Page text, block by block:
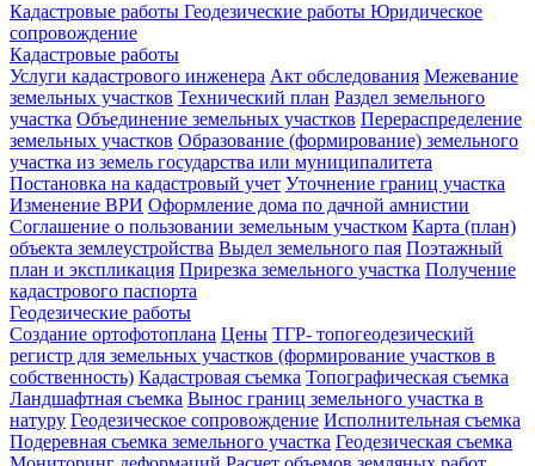
Кадастровые работы Геодезические работы Юридическое
сопровождение
Кадастровые работы
Услуги кадастрового инженера Акт обследования Межевание
земельных участков Технический план Раздел земельного
участка Объединение земельных участков Перераспределение
земельных участков Образование (формирование) земельного
участка из земель государства или муниципалитета
Постановка на кадастровый учет Уточнение границ участка
Изменение ВРИ Оформление дома по дачной амнистии
Соглашение о пользовании земельным участком Карта (план)
объекта землеустройства Выдел земельного пая Поэтажный
план и экспликация Прирезка земельного участка Получение
кадастрового паспорта
Геодезические работы
Создание ортофотоплана Цены ТГР- топогеодезический
регистр для земельных участков (формирование участков в
собственность) Кадастровая съемка Топографическая съемка
Ландшафтная съемка Вынос границ земельного участка в
натуру Геодезическое сопровождение Исполнительная съемка
Подеревная съемка земельного участка Геодезическая съемка